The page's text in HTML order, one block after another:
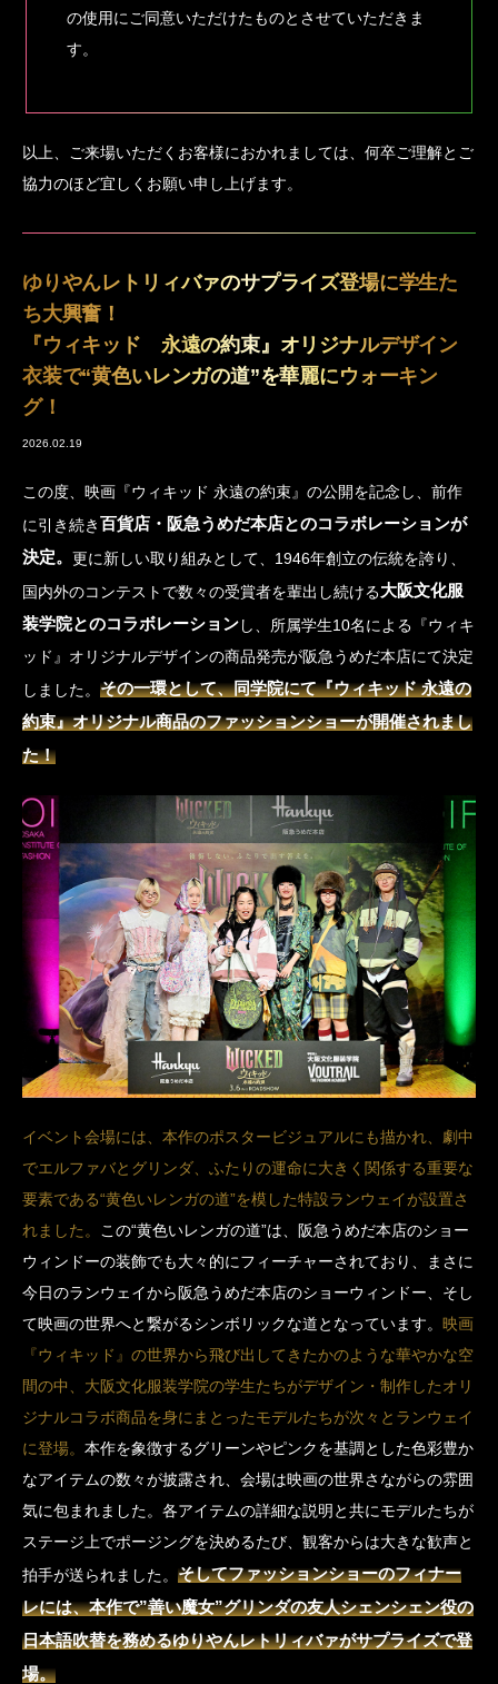
の使用にご同意いただけたものとさせていただきま
す。
以上、ご来場いただくお客様におかれましては、何卒ご理解とご
協力のほど宜しくお願い申し上げます。
ゆりやんレトリィバァのサプライズ登場に学生た
ち大興奮！
『ウィキッド 永遠の約束』オリジナルデザイン
衣装で“黄色いレンガの道”を華麗にウォーキン
グ！
2026.02.19
この度、映画『ウィキッド 永遠の約束』の公開を記念し、前作
に引き続き百貨店・阪急うめだ本店とのコラボレーションが
決定。 更に新しい取り組みとして、1946年創立の伝統を誇り、
国内外のコンテストで数々の受賞者を輩出し続ける大阪文化服
装学院とのコラボレーションし、所属学生10名による『ウィキ
ッド』オリジナルデザインの商品発売が阪急うめだ本店にて決定
しました。 その一環として、同学院にて『ウィキッド 永遠の
約束』オリジナル商品のファッションショーが開催されまし
た！
イベント会場には、本作のポスタービジュアルにも描かれ、劇中
でエルファバとグリンダ、ふたりの運命に大きく関係する重要な
要素である“黄色いレンガの道”を模した特設ランウェイが設置さ
れました。
この“黄色いレンガの道”は、阪急うめだ本店のショー
ウィンドーの装飾でも大々的にフィーチャーされており、まさに
今日のランウェイから阪急うめだ本店のショーウィンドー、そし
て映画の世界へと繋がるシンボリックな道となっています。 映画
『ウィキッド』の世界から飛び出してきたかのような華やかな空
間の中、大阪文化服装学院の学生たちがデザイン・制作したオリ
ジナルコラボ商品を身にまとったモデルたちが次々とランウェイ
に登場。 本作を象徴するグリーンやピンクを基調とした色彩豊か
なアイテムの数々が披露され、会場は映画の世界さながらの雰囲
気に包まれました。各アイテムの詳細な説明と共にモデルたちが
ステージ上でポージングを決めるたび、観客からは大きな歓声と
拍手が送られました。 そしてファッションショーのフィナー
レには、本作で”善い魔女”グリンダの友人シェンシェン役の
日本語吹替を務めるゆりやんレトリィバァがサプライズで登
場。